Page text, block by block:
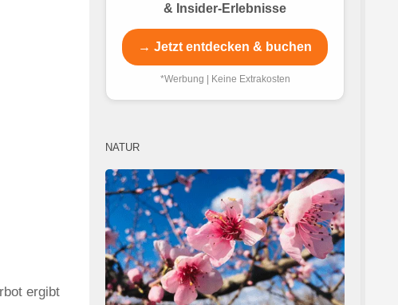
ergibt
& Insider-Erlebnisse
→ Jetzt entdecken & buchen
*Werbung | Keine Extrakosten
NATUR